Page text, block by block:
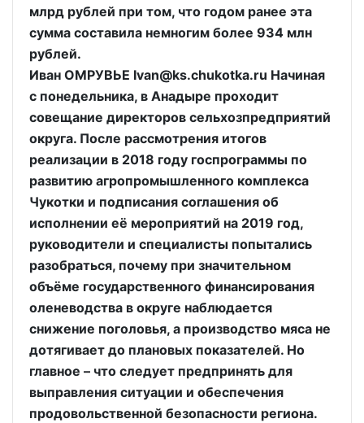
млрд рублей при том, что годом ранее эта
сумма составила немногим более 934 млн
рублей.
Иван ОМРУВЬЕ Ivan@ks.chukotka.ru Начиная
с понедельника, в Анадыре проходит
совещание директоров сельхозпредприятий
округа. После рассмотрения итогов
реализации в 2018 году госпрограммы по
развитию агропромышленного комплекса
Чукотки и подписания соглашения об
исполнении её мероприятий на 2019 год,
руководители и специалисты попытались
разобраться, почему при значительном
объёме государственного финансирования
оленеводства в округе наблюдается
снижение поголовья, а производство мяса не
дотягивает до плановых показателей. Но
главное – что следует предпринять для
выправления ситуации и обеспечения
продовольственной безопасности региона.